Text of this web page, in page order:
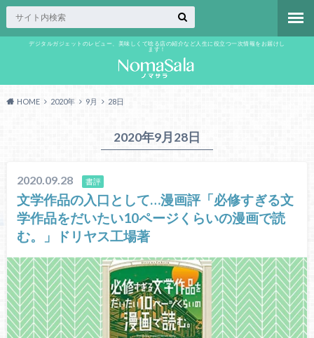
デジタルガジェットのレビュー、美味しくて唸る店の紹介など人生に役立つ一次情報をお届けし
ます！
HOME 2020年 9月 28日
2020年9月28日
2020.09.28 書評
文学作品の入口として…漫画評「必修すぎる文
学作品をだいたい10ページくらいの漫画で読
む。」ドリヤス工場著